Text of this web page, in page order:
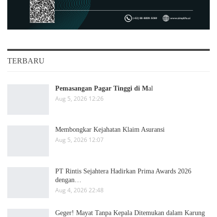
TERBARU
Pemasangan Pagar Tinggi di Mal
Aug 5, 2026 12:26
Membongkar Kejahatan Klaim Asuransi
Aug 5, 2026 12:07
PT Rintis Sejahtera Hadirkan Prima Awards 2026
dengan…
Aug 4, 2026 22:48
Geger! Mayat Tanpa Kepala Ditemukan dalam Karung